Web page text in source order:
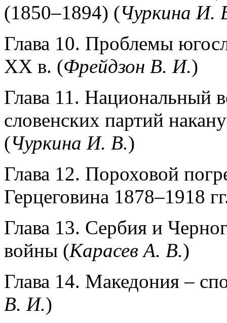
(1850–1894) (Чуркина И.
Глава 10. Проблемы
XX в. (Фрейдзон В. И.)
Глава 11. Национальный
словенских партий
(Чуркина И. В.)
Глава 12. Пороховой
Герцеговина 1878–1918
Глава 13. Сербия и
войны (Карасев А. В.)
Глава 14. Македония –
В. И.)